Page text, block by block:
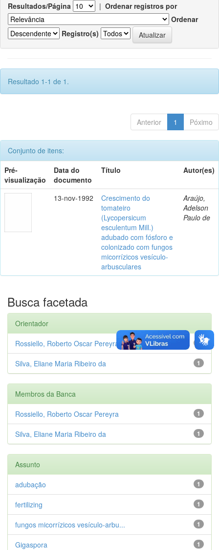
Resultados/Página | Ordenar registros por
Ordenar
Registro(s)
Resultado 1-1 de 1.
Anterior 1 Póximo
Conjunto de itens:
Pré-
visualização
Data do
documento
Título Autor(es)
13-nov-1992
Crescimento do
tomateiro
(Lycopersicum
esculentum Mill.)
adubado com fósforo e
colonizado com fungos
micorrízicos vesículo-
arbusculares
Araújo,
Adelson
Paulo de
Busca facetada
Orientador
1
Rossiello, Roberto Oscar Pereyra
1
Silva, Eliane Maria Ribeiro da
Membros da Banca
1
Rossiello, Roberto Oscar Pereyra
1
Silva, Eliane Maria Ribeiro da
Assunto
1
adubação
1
fertilizing
1
fungos micorrízicos vesículo-arbu...
1
Gigaspora